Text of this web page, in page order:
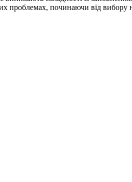
проблемах, починаючи від вибору